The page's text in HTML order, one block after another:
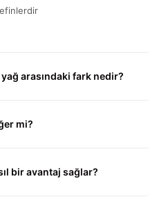
arasındaki fark nedir?
mi?
bir avantaj sağlar?